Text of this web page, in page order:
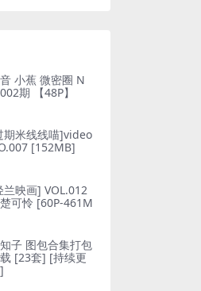
小蕉 微密圈 N
期 【48P】
期米线线喵]video
[152MB]
兰映画] VOL.012
可怜 [60P-461M
子 图包合集打包
[23套] [持续更